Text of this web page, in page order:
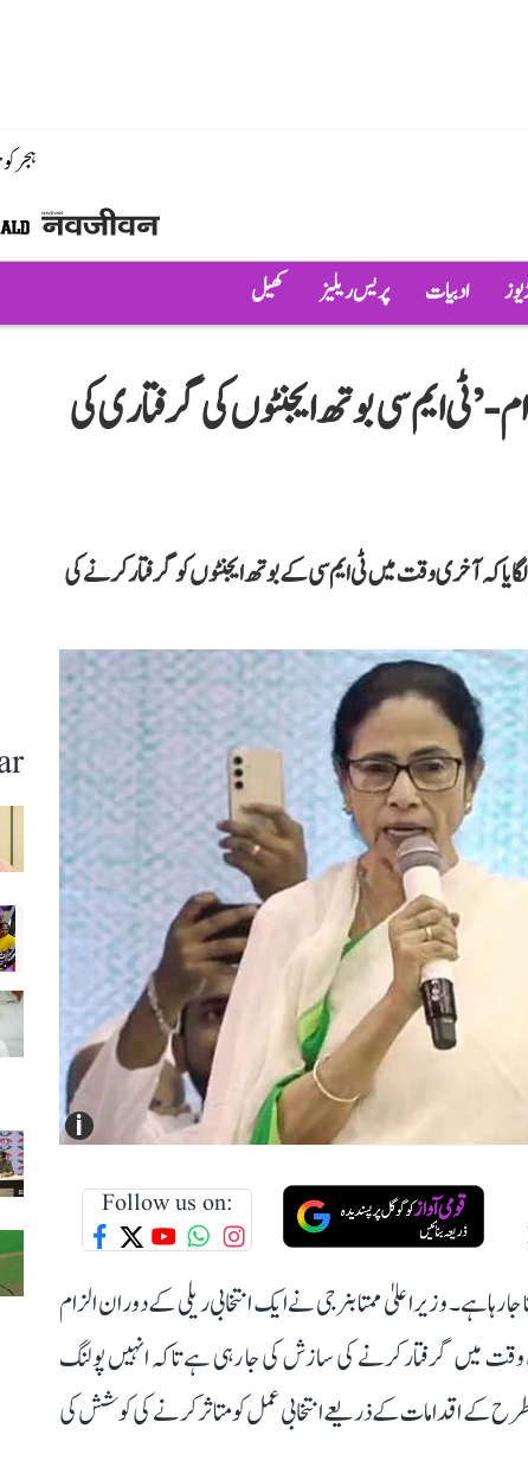
ہجر
ادبیات پریس ریلیز کھیل
’ٹی ایم سی بوتھ ایجنٹوں کی گرفتاری کی
کہ آخری وقت میں ٹی ایم سی کے بوتھ ایجنٹوں کو گرفتار کرنے کی
i
Follow us on:
رہا ہے۔ وزیر اعلیٰ ممتا بنرجی نے ایک انتخابی ریلی کے دوران الزام
وقت میں گرفتار کرنے کی سازش کی جا رہی ہے تاکہ انہیں پولنگ
کے اقدامات کے ذریعے انتخابی عمل کو متاثر کرنے کی کوشش کی